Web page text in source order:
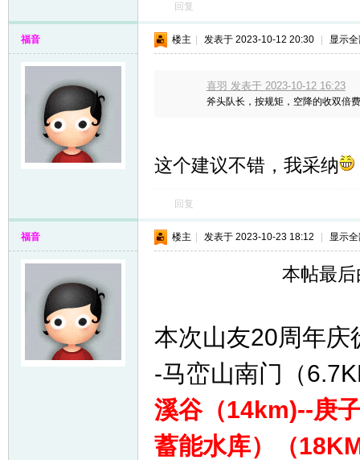
回复
福音 楼主 发表于 2023-10-12 20:30 显示
喜羽 发表于 2023-10-12 16:23
斧头队长，按规矩，空降的收双倍
这个建议不错，我采纳
回复
福音 楼主 发表于 2023-10-23 18:12 显示
本帖最
本次山友20周年庆
-马峦山南门（
溪谷（14km)--庚
蓄能水库）（